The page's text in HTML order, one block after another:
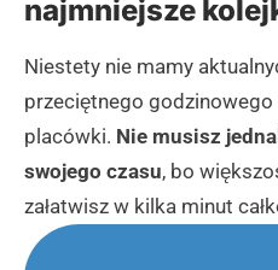
najmniejsze
Niestety nie mamy
przeciętnego
placówki. Nie musisz
swojego czasu, bo
załatwisz w kilka minut